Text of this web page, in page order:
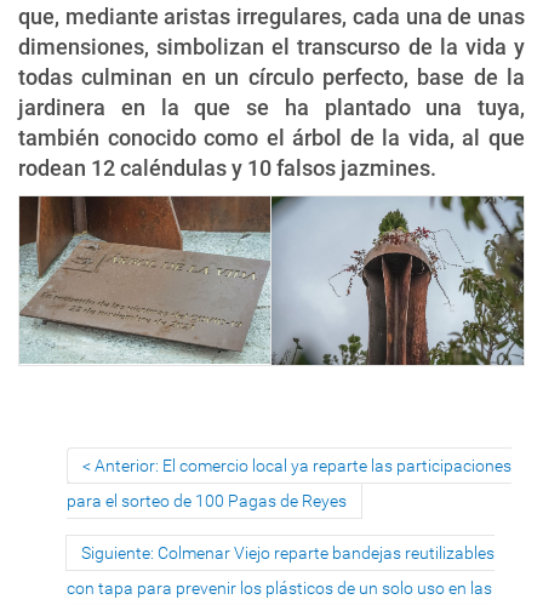
que, mediante aristas irregulares, cada una de unas
dimensiones, simbolizan el transcurso de la vida y
todas culminan en un círculo perfecto, base de la
jardinera en la que se ha plantado una tuya,
también conocido como el árbol de la vida, al que
rodean 12 caléndulas y 10 falsos jazmines.
Anterior: El comercio local ya reparte las participaciones
para el sorteo de 100 Pagas de Reyes
Siguiente: Colmenar Viejo reparte bandejas reutilizables
con tapa para prevenir los plásticos de un solo uso en las